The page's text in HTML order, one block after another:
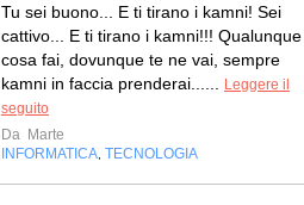
Tu sei buono... E ti tirano i kamni! Sei
cattivo... E ti tirano i kamni!!! Qualunque
cosa fai, dovunque te ne vai, sempre
kamni in faccia prenderai......
Leggere il
seguito
Da Marte
INFORMATICA TECNOLOGIA